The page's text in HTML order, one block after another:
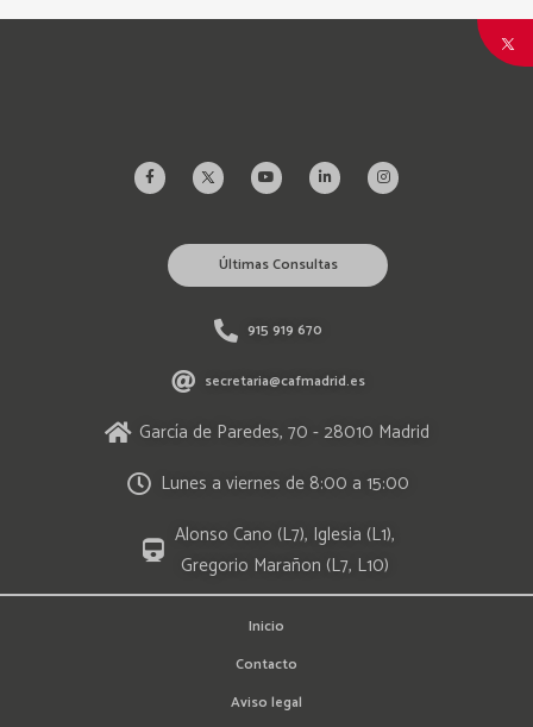
Últimas Consultas
915 919 670
secretaria@cafmadrid.es
García de Paredes, 70 - 28010 Madrid
Lunes a viernes de 8:00 a 15:00
Alonso Cano (L7), Iglesia (L1),
Gregorio Marañon (L7, L10)
Inicio
Contacto
Aviso legal